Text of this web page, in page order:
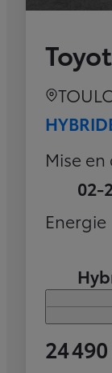
Mise
02-
Energie
24